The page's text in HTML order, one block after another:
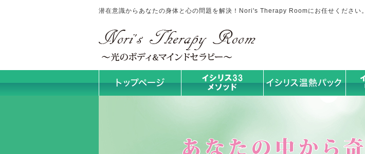
潜在意識からあなたの身体と心の問題を解決！Nori's Therapy Roomにお任せください。
トップページ イシリス温熱パック